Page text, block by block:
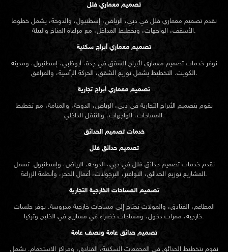
تصميم معماري فلل
نقدمتصميم معماري فلل في دبي، الرياض، إسطنبول، والدوحة، يشمل خطوط
الأسقف، الواجهات، وتخطيط المداخل، مع مراعاة المناخ والبيئة.
تصميم معماري أبراج سكنية
نوفر خدمات تصميم معماري لأبراج الشقق في جدة، أبوظبي، إسطنبول، ومدينة
الكويت. التخطيط يشمل توزيع الشقق، الحركة الرأسية، والمرافق.
تصميم معماري أبراج تجارية
نقوم بتصميم الأبراج التجارية في دبي، الرياض، الدوحة، والمنامة، مع تخطيط
المساحات، الواجهات، والتنقل الداخلي.
خدمات تصميم الحدائق
تصميم حدائق فلل
نقدم خدماتتصميم حدائق فلل في دبي، الدوحة، الرياض، وإسطنبول. تشمل
المشاريع توزيع الحدائق، النوافير، البرجولات، أعمال الحجر، وأنظمة الزراعة.
تصميم المساحات الخارجية التجارية
المطاعم، الفنادق، والمولات تحتاج إلى مساحات خارجية مدروسة. نوفر جلسات
خارجية، ممرات دخول، ومساحات خضراء في مشاريع في الخليج وتركيا.
تصميم حدائق عامة ونصف عامة
نقوم بتخطيط الحدائق في المجمعات السكنية، الفنادق، ومراكز الاستجمام. يشمل